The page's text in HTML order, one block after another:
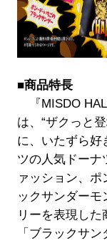
■商品特長
『MISDO
は、“ザクっと
に、いたずら好
ツの人気ドーナ
ァッション、
ックサンダー
リーを表現し
「ブラックサ